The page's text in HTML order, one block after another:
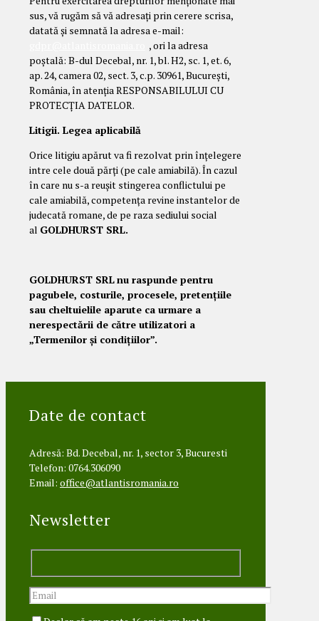
sus, vă rugăm să vă adresați prin cerere scrisa,
datată și semnată la adresa e-mail:
, ori la adresa
poștală: B-dul Decebal, nr. 1, bl. H2, sc. 1, et. 6,
ap. 24, camera 02, sect. 3, c.p. 30961, București,
România, în atenția RESPONSABILULUI CU
PROTECȚIA DATELOR.
Litigii. Legea aplicabilă
Orice litigiu apărut va fi rezolvat prin înțelegere
intre cele două părți (pe cale amiabilă). În cazul
în care nu s-a reușit stingerea conflictului pe
cale amiabilă, competența revine instantelor de
judecată romane, de pe raza sediului social
al GOLDHURST SRL.
GOLDHURST SRLnu raspunde pentru
pagubele, costurile, procesele, pretențiile
sau cheltuielile aparute ca urmare a
nerespectării de către utilizatori a
„Termenilor și condițiilor”.
Date de contact
Adresă: Bd. Decebal, nr. 1, sector 3, Bucuresti
Telefon: 0764.306090
Email: office@atlantisromania.ro
Newsletter